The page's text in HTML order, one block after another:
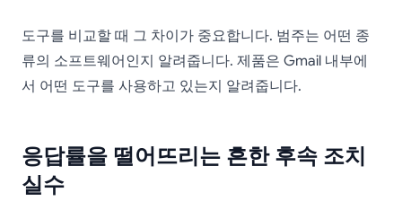
도구를 비교할 때 그 차이가 중요합니다. 범주는 어떤 종
류의 소프트웨어인지 알려줍니다. 제품은 Gmail 내부에
서 어떤 도구를 사용하고 있는지 알려줍니다.
응답률을 떨어뜨리는 흔한 후속 조치
실수